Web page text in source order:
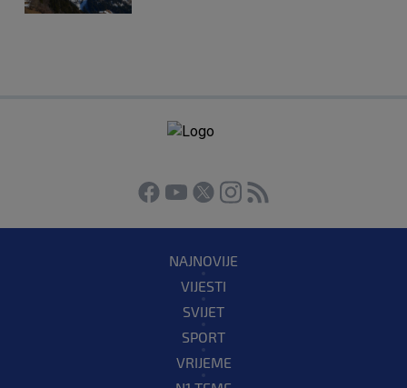
NAJNOVIJE
VIJESTI
SVIJET
SPORT
VRIJEME